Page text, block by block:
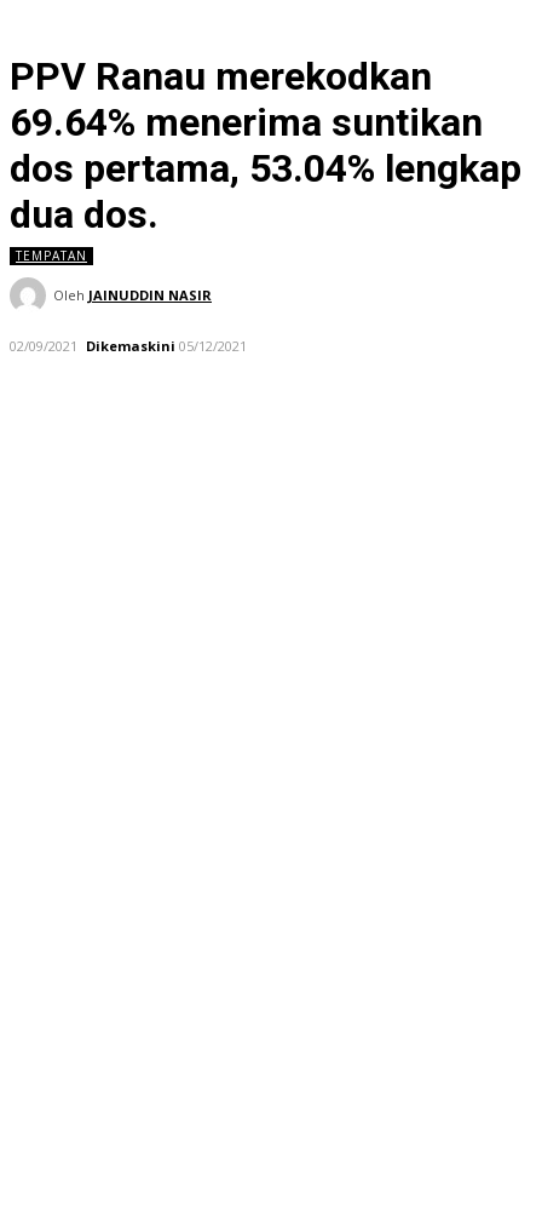
PPV Ranau merekodkan
69.64% menerima suntikan
dos pertama, 53.04% lengkap
dua dos.
TEMPATAN
Oleh JAINUDDIN NASIR
02/09/2021 Dikemaskini 05/12/2021